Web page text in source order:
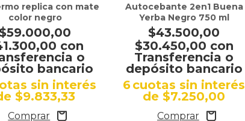
replica con mate
color negro
$59.000,00
con
o
bancario
sin interés
$9.833,33
Autocebante 2en1 Buena
Yerba Negro 750 ml
$43.500,00
$30.450,00 con
Transferencia o
depósito bancario
6cuotas sin interés
de$7.250,00